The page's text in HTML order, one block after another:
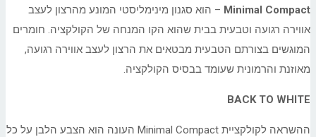
Minimal Compact – הוא סגנון מינימליסטי המונע מהרצון לעצב
אווירה רגועה וטבעית בבית שהוא הקו המנחה של הקולקציה. חומרים
המוגשים בצורתם הטבעית מבטאים את הרצון לעצב אווירה רגועה,
מאוזנת והרמונית שעומד בבסיס הקולקציה.
BACK TO WHITE
ההשראה לקולקציית Minimal Compact העונה הוא הצבע הלבן על כל